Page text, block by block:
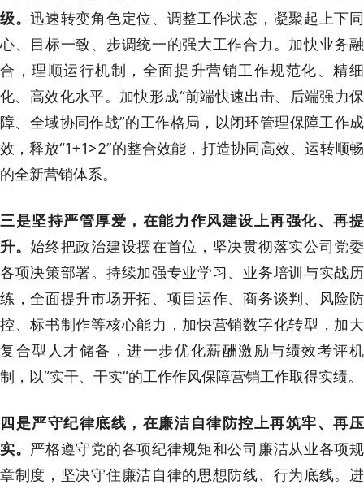
级。迅速转变角色定位、调整工作状态，凝聚起上下同
心、目标一致、步调统一的强大工作合力。加快业务融
合，理顺运行机制，全面提升营销工作规范化、精细
化、高效化水平。加快形成“前端快速出击、后端强力保
障、全域协同作战”的工作格局，以闭环管理保障工作成
效，释放“1+1>2”的整合效能，打造协同高效、运转顺畅
的全新营销体系。
三是坚持严管厚爱，在能力作风建设上再强化、再提
升。始终把政治建设摆在首位，坚决贯彻落实公司党委
各项决策部署。持续加强专业学习、业务培训与实战历
练，全面提升市场开拓、项目运作、商务谈判、风险防
控、标书制作等核心能力，加快营销数字化转型，加大
复合型人才储备，进一步优化薪酬激励与绩效考评机
制，以“实干、干实”的工作作风保障营销工作取得实绩。
四是严守纪律底线，在廉洁自律防控上再筑牢、再压
实。 严格遵守党的各项纪律规矩和公司廉洁从业各项规
章制度，坚决守住廉洁自律的思想防线、行为底线。进